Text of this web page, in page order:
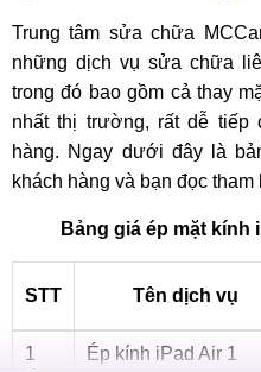
Trung tâm sửa chữa
những dịch vụ sửa chữa
trong đó bao gồm cả thay
nhất thị trường, rất dễ
hàng. Ngay dưới đây là
khách hàng và bạn đọc tham
Bảng giá ép mặt kính
STT Tên dịch vụ
1 Ép kính iPad Air 1